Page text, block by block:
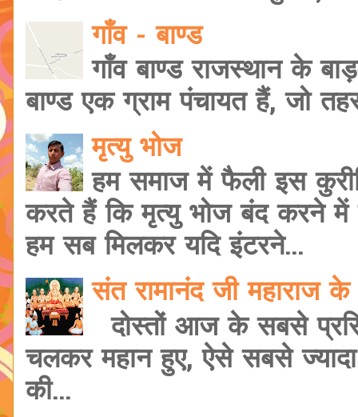
गाँव - बाण्ड
गाँव बाण्ड राजस्थान के
बाण्ड एक ग्राम पंचायत हैं, जो
मृत्यु भोज
हम समाज में फैली इस
करते हैं कि मृत्यु भोज बंद करने में
हम सब मिलकर यदि इंटरने...
संत रामानंद जी महाराज के
दोस्तों आज के सबसे
चलकर महान हुए, ऐसे सबसे
की...